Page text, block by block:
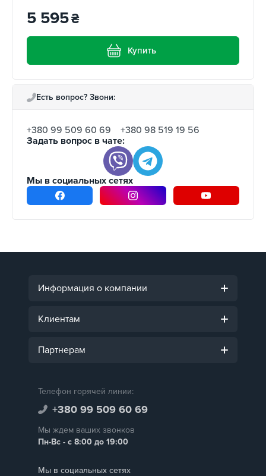
5 595₴
Купить
Есть вопрос? Звони:
+380 99 509 60 69
+380 98 519 19 56
Задать вопрос в чате:
Мы в социальных сетях
Информация о компании
Клиентам
Партнерам
Телефон горячей линии:
+380 99 509 60 69
Мы ждем ваших звонков
Пн-Вс - с 8:00 до 19:00
Мы в социальных сетях